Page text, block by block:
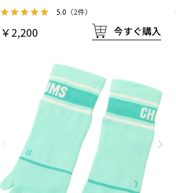
5.0 （2件）
￥2,200 今すぐ購入